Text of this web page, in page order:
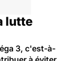
lutte
3, c'est-à-